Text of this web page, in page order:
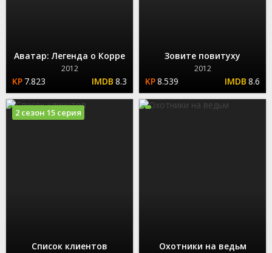
Аватар: Легенда о Корре
2012
7.823 8.3
Зовите повитуху
2012
8.539 8.6
Список клиентов
2 сезон 15 серия
Охотники на ведьм